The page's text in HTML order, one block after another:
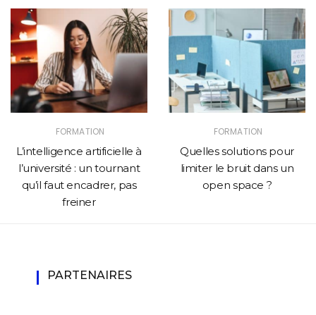
FORMATION
L’intelligence artificielle à
l’université : un tournant
qu’il faut encadrer, pas
freiner
FORMATION
Quelles solutions pour
limiter le bruit dans un
open space ?
PARTENAIRES